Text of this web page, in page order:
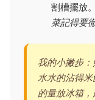
割槽擺放
菜記得要
我的小撇步
水水的沾得
的量放冰箱，